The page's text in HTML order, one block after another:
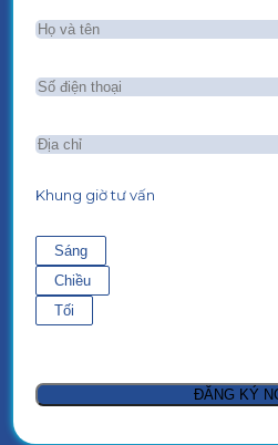
Khung giờ tư vấn
Sáng
Chiều
Tối